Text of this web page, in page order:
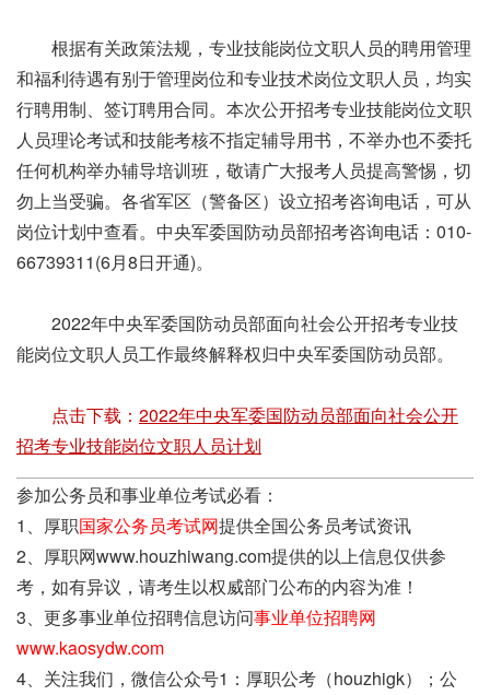
根据有关政策法规，专业技能岗位文职人员的聘用管理
和福利待遇有别于管理岗位和专业技术岗位文职人员，均实
行聘用制、签订聘用合同。本次公开招考专业技能岗位文职
人员理论考试和技能考核不指定辅导用书，不举办也不委托
任何机构举办辅导培训班，敬请广大报考人员提高警惕，切
勿上当受骗。各省军区（警备区）设立招考咨询电话，可从
岗位计划中查看。中央军委国防动员部招考咨询电话：010-
66739311(6月8日开通)。
2022年中央军委国防动员部面向社会公开招考专业技
能岗位文职人员工作最终解释权归中央军委国防动员部。
点击下载： 2022年中央军委国防动员部面向社会公开
招考专业技能岗位文职人员计划
参加公务员和事业单位考试必看：
1、厚职国家公务员考试网提供全国公务员考试资讯
2、厚职网www.houzhiwang.com提供的以上信息仅供参
考，如有异议，请考生以权威部门公布的内容为准！
3、更多事业单位招聘信息访问事业单位招聘网
www.kaosydw.com
4、关注我们，微信公众号1：厚职公考（houzhigk）；公